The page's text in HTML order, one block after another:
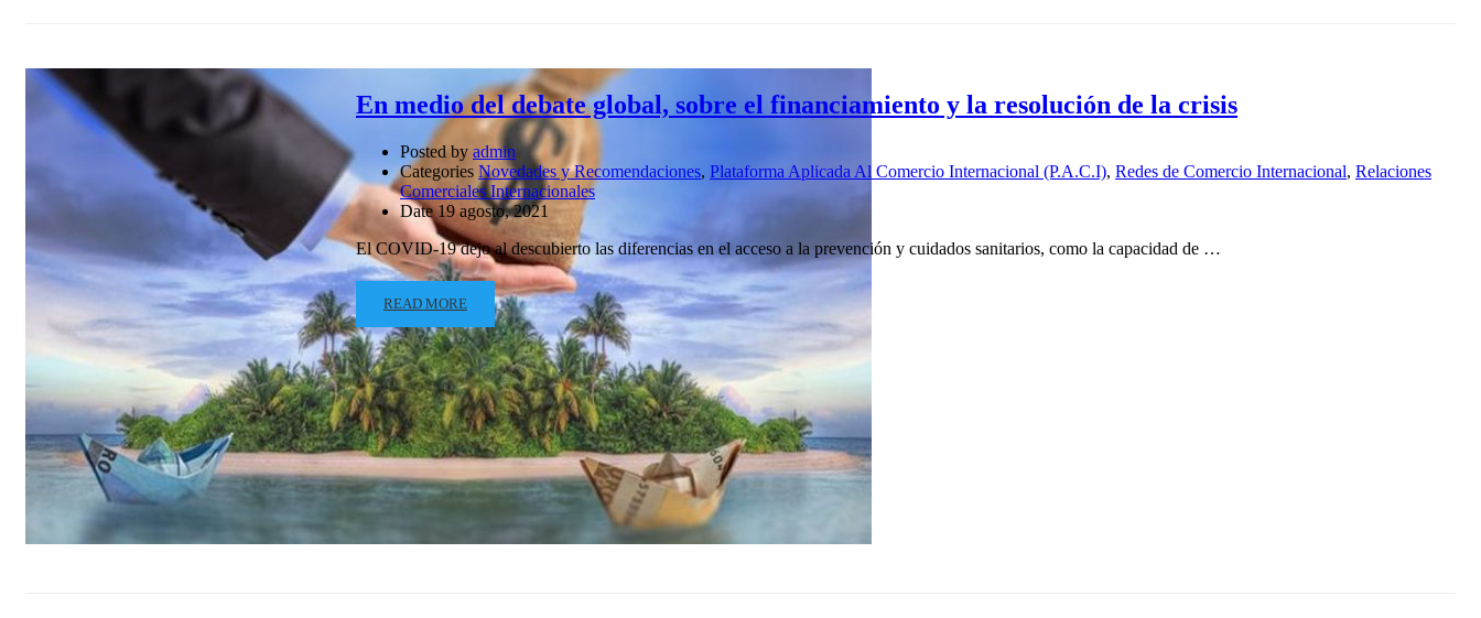
En medio del debate global, sobre el financiamiento y la resolución de la crisis
Posted by admin
Categories Novedades y Recomendaciones, Plataforma Aplicada Al Comercio Internacional (P.A.C.I), Redes de Comercio Internacional, Relaciones
Comerciales Internacionales
Date 19 agosto, 2021
El COVID-19 dejo al descubierto las diferencias en el acceso a la prevención y cuidados sanitarios, como la capacidad de …
READ MORE